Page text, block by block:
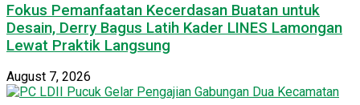
Fokus Pemanfaatan Kecerdasan Buatan untuk
Desain, Derry Bagus Latih Kader LINES Lamongan
Lewat Praktik Langsung
August 7, 2026